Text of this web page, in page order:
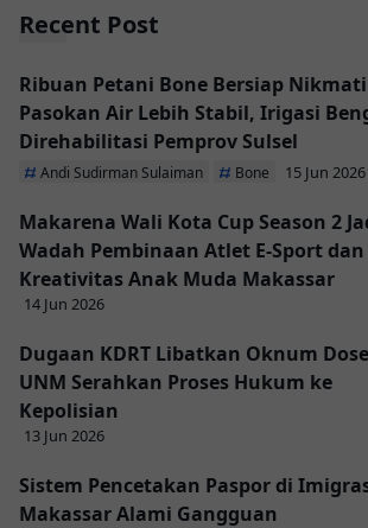
Recent Post
Ribuan Petani Bone Bersiap Nikmati
Pasokan Air Lebih Stabil, Irigasi
Direhabilitasi Pemprov Sulsel
Andi Sudirman Sulaiman Bone 15 Jun 2026
Makarena Wali Kota Cup Season 2
Wadah Pembinaan Atlet E-Sport dan
Kreativitas Anak Muda Makassar
14 Jun 2026
Dugaan KDRT Libatkan Oknum
UNM Serahkan Proses Hukum ke
Kepolisian
13 Jun 2026
Sistem Pencetakan Paspor di
Makassar Alami Gangguan